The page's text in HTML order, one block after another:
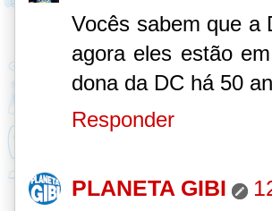
Vocês sabem que a
agora eles estão
dona da DC há 50
Responder
PLANETA GIBI